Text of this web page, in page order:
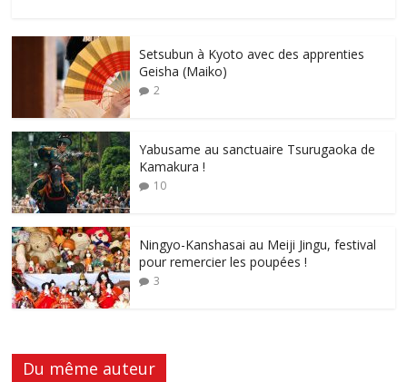
Setsubun à Kyoto avec des apprenties
Geisha (Maiko)
2
Yabusame au sanctuaire Tsurugaoka de
Kamakura !
10
Ningyo-Kanshasai au Meiji Jingu, festival
pour remercier les poupées !
3
Du même auteur